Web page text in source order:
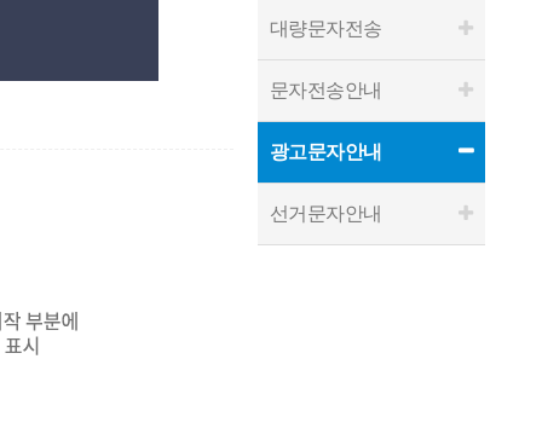
대량문자전송
문자전송안내
광고문자안내
선거문자안내